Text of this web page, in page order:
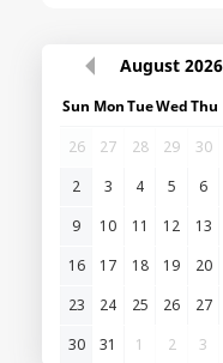
August 2026
Sun MonTueWedThu
26
27 28 29 30
2
3 4 5 6
9
10 11 12 13
16
17 18 19 20
23
24 25 26 27
30
31 1 2 3